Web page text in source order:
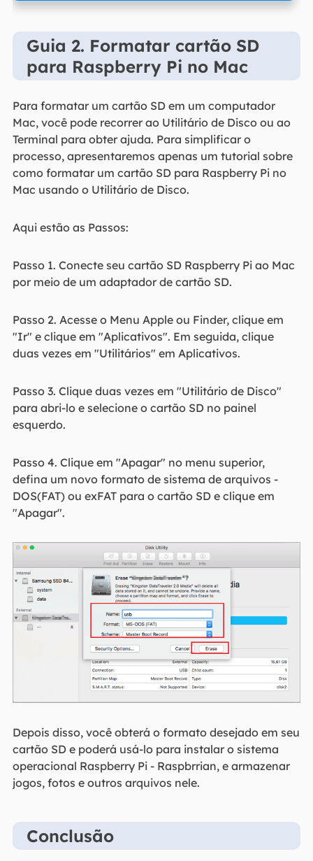
Guia 2. Formatar cartão SD
para Raspberry Pi no Mac
Para formatar um cartão SD em um computador
Mac, você pode recorrer ao Utilitário de Disco ou ao
Terminal para obter ajuda. Para simplificar o
processo, apresentaremos apenas um tutorial sobre
como formatar um cartão SD para Raspberry Pi no
Mac usando o Utilitário de Disco.
Aqui estão as Passos:
Passo 1. Conecte seu cartão SD Raspberry Pi ao Mac
por meio de um adaptador de cartão SD.
Passo 2. Acesse o Menu Apple ou Finder, clique em
"Ir" e clique em "Aplicativos". Em seguida, clique
duas vezes em "Utilitários" em Aplicativos.
Passo 3. Clique duas vezes em "Utilitário de Disco"
para abri-lo e selecione o cartão SD no painel
esquerdo.
Passo 4. Clique em "Apagar" no menu superior,
defina um novo formato de sistema de arquivos -
DOS(FAT) ou exFAT para o cartão SD e clique em
"Apagar".
Depois disso, você obterá o formato desejado em seu
cartão SD e poderá usá-lo para instalar o sistema
operacional Raspberry Pi - Raspbrrian, e armazenar
jogos, fotos e outros arquivos nele.
Conclusão